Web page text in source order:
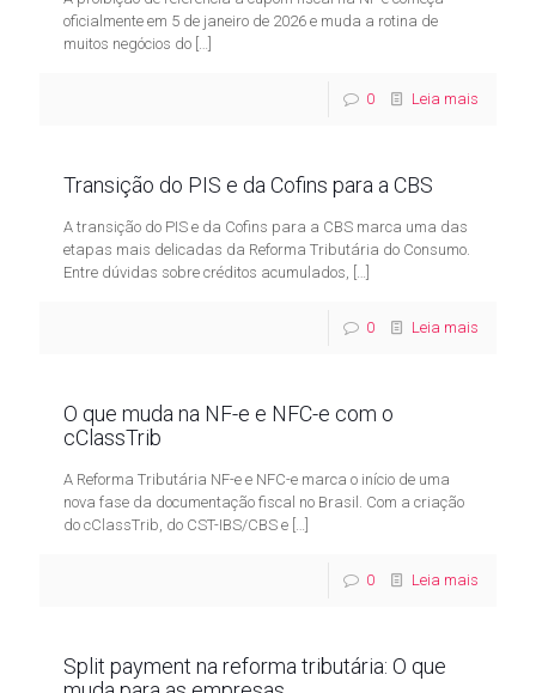
oficialmente em 5 de janeiro de 2026 e muda a rotina de
muitos negócios do […]
0 Leia mais
Transição do PIS e da Cofins para a CBS
A transição do PIS e da Cofins para a CBS marca uma das
etapas mais delicadas da Reforma Tributária do Consumo.
Entre dúvidas sobre créditos acumulados, […]
0 Leia mais
O que muda na NF-e e NFC-e com o
cClassTrib
A Reforma Tributária NF-e e NFC-e marca o início de uma
nova fase da documentação fiscal no Brasil. Com a criação
do cClassTrib, do CST-IBS/CBS e […]
0 Leia mais
Split payment na reforma tributária: O que